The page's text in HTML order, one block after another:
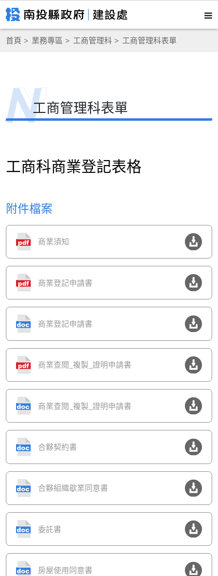
首頁 業務專區 工商管理科 工商管理科表單
工商管理科表單
工商科商業登記表格
附件檔案
商業須知
商業登記申請書
商業登記申請書
商業查閱_複製_證明申請書
商業查閱_複製_證明申請書
合夥契約書
合夥組織歇業同意書
委託書
房屋使用同意書